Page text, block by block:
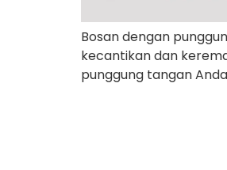
Bosan dengan
kecantikan dan
punggung tangan